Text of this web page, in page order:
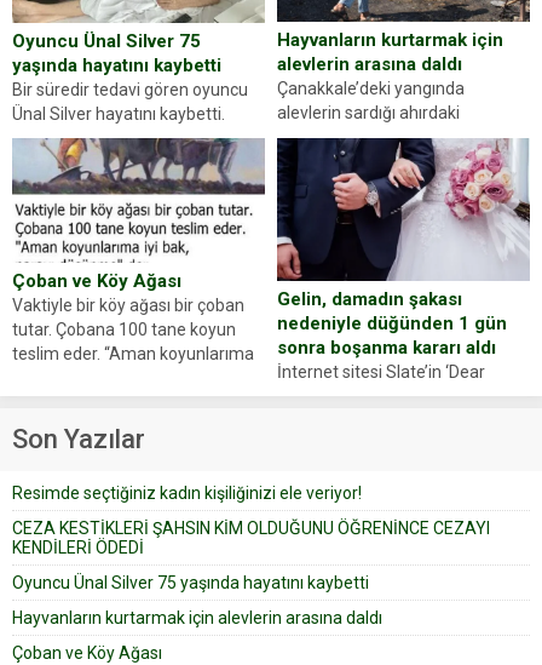
Oyuncu Ünal Silver 75
yaşında hayatını kaybetti
Bir süredir tedavi gören oyuncu
Ünal Silver hayatını kaybetti.
Haberi, oyuncunun menajerlik
ajansı duyurdu. Renda Güner,
sosyal medya hesabında “Usta
Oyuncumuz ve çok değerli
dostumuz...
Hayvanların kurtarmak için
alevlerin arasına daldı
Çanakkale’deki yangında
alevlerin sardığı ahırdaki
hayvanlarını kurtarmak isteyen
Zeki Demir (66) ölümden döndü.
Yüzünde ve ellerinde yanıklar
oluşan Demir, kâbus dolu anları
anlattı… Merkeze bağlı...
Çoban ve Köy Ağası
Vaktiyle bir köy ağası bir çoban
tutar. Çobana 100 tane koyun
teslim eder. “Aman koyunlarıma
Çoban koyunları alır gider. Aylar...
Gelin, damadın şakası
nedeniyle düğünden 1 gün
sonra boşanma kararı aldı
İnternet sitesi Slate’in ‘Dear
Prudence’ isimli tavsiye köşesine
yapıştırdığı için düğünden...
Son Yazılar
Resimde seçtiğiniz kadın kişiliğinizi ele veriyor!
CEZA KESTİKLERİ ŞAHSIN KİM OLDUĞUNU ÖĞRENİNCE CEZAYI
KENDİLERİ ÖDEDİ
Oyuncu Ünal Silver 75 yaşında hayatını kaybetti
Hayvanların kurtarmak için alevlerin arasına daldı
Çoban ve Köy Ağası